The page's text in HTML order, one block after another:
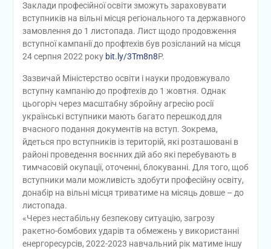
Заклади професійної освіти зможуть зараховувати
вступників на вільні місця регіонального та державного
замовлення до 1 листопада. Лист щодо продовження
вступної кампанії до профтехів був розісланий на місця
24 серпня 2022 рокуbit.ly/3Tm8n8P.
Зазвичай Міністерство освіти і науки продовжувало
вступну кампанію до профтехів до 1 жовтня. Однак
цьогоріч через масштабну збройну агресію росії
українські вступники мають багато перешкод для
вчасного подання документів на вступ. Зокрема,
йдеться про вступників із територій, які розташовані в
районі проведення воєнних дій або які перебувають в
тимчасовій окупації, оточенні, блокуванні. Для того, щоб
вступники мали можливість здобути професійну освіту,
донабір на вільні місця триватиме на місяць довше – до
листопада.
«Через нестабільну безпекову ситуацію, загрозу
ракетно-бомбових ударів та обмежень у використанні
енергоресурсів, 2022-2023 навчальний рік матиме іншу